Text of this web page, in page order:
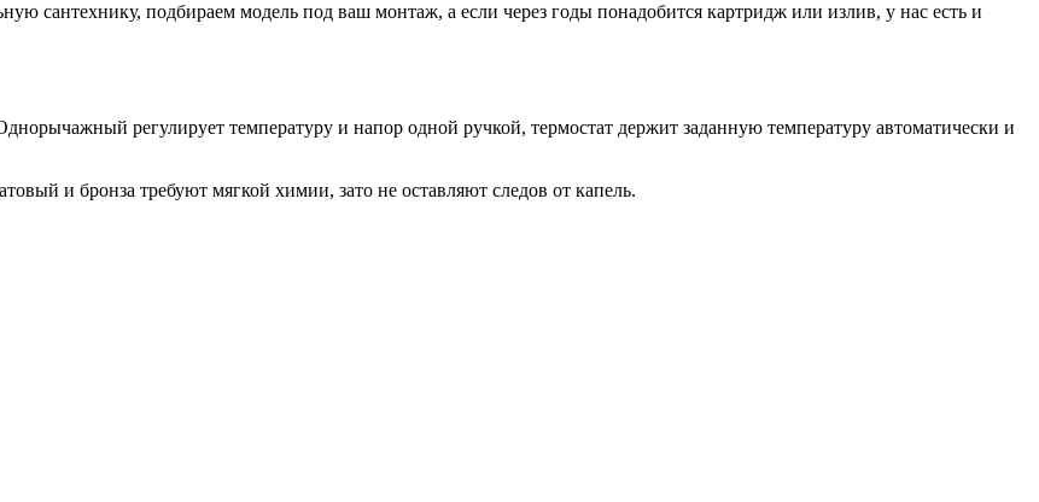
сантехнику, подбираем модель под ваш монтаж, а если через годы понадобится картридж или излив, у нас есть и
регулирует температуру и напор одной ручкой, термостат держит заданную температуру автоматически и
и бронза требуют мягкой химии, зато не оставляют следов от капель.